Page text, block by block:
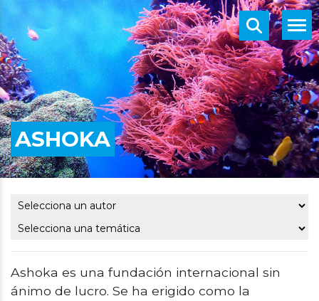
ASHOKA
Ashoka es una fundación internacional sin
ánimo de lucro. Se ha erigido como la